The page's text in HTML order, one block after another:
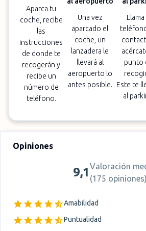
Aparca tu
coche, recibe
las
instrucciones
de donde te
recogerán y
recibe un
número de
teléfono.
Una vez
aparcado el
coche, un
lanzadera le
llevará al
aeropuerto lo
antes posible.
Llama
punto
Este te
al
Opiniones
9,1 Valoración
(175 opiniones)
Amabilidad
Puntualidad